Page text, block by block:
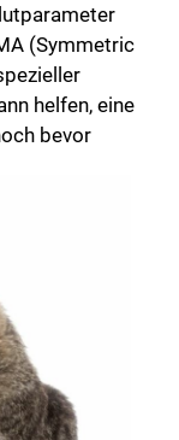
(Symmetric
helfen, eine
bevor